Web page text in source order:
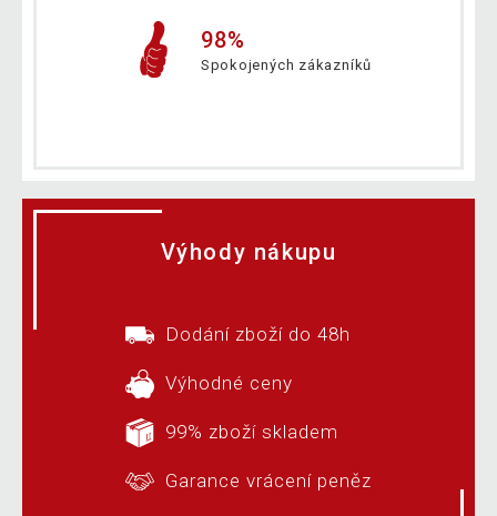
98%
Spokojených zákazníků
Výhody nákupu
Dodání zboží do 48h
Výhodné ceny
99% zboží skladem
Garance vrácení peněz